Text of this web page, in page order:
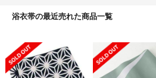
浴衣帯の最近売れた商品一覧